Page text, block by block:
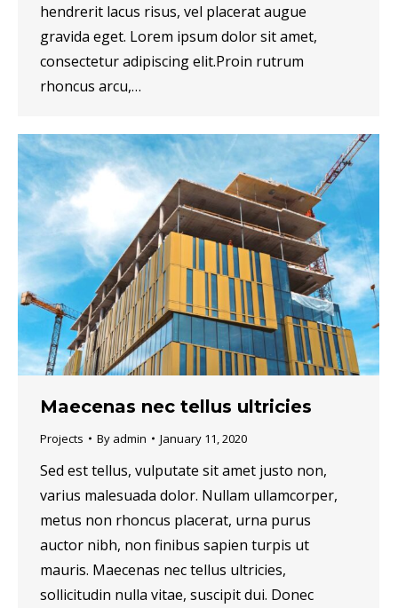
hendrerit lacus risus, vel placerat augue
gravida eget. Lorem ipsum dolor sit amet,
consectetur adipiscing elit.Proin rutrum
rhoncus arcu,…
Maecenas nec tellus ultricies
Projects By admin January 11, 2020
Sed est tellus, vulputate sit amet justo non,
varius malesuada dolor. Nullam ullamcorper,
metus non rhoncus placerat, urna purus
auctor nibh, non finibus sapien turpis ut
mauris. Maecenas nec tellus ultricies,
sollicitudin nulla vitae, suscipit dui. Donec